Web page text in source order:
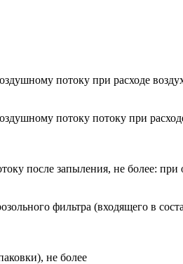
потоку при расходе
потоку потоку при
после запыления, не более:
фильтра (входящего в
не более